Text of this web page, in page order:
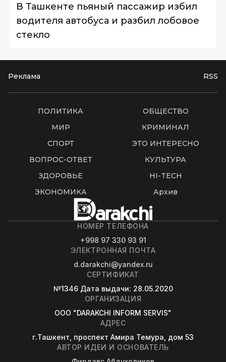
В Ташкенте пьяный пассажир избил
водителя автобуса и разбил лобовое
стекло
Реклама RSS
ПОЛИТИКА
ОБЩЕСТВО
МИР
КРИМИНАЛ
СПОРТ
ЭТО ИНТЕРЕСНО
ВОПРОС-ОТВЕТ
КУЛЬТУРА
ЗДОРОВЬЕ
HI-TECH
ЭКОНОМИКА
Архив
НОМЕР ТЕЛЕФОНА
+998 97 330 93 91
ЭЛЕКТРОННАЯ ПОЧТА
d.darakchi@yandex.ru
СЕРТИФИКАТ
№1346 Дата выдачи: 28.05.2020
ОРГАНИЗАЦИЯ
OOO "DARAKCHI INFORM SERVIS"
АДРЕС
г.Ташкент, проспект Амира Темура, дом 53
АВТОР ИДЕИ И ОСНОВАТЕЛЬ